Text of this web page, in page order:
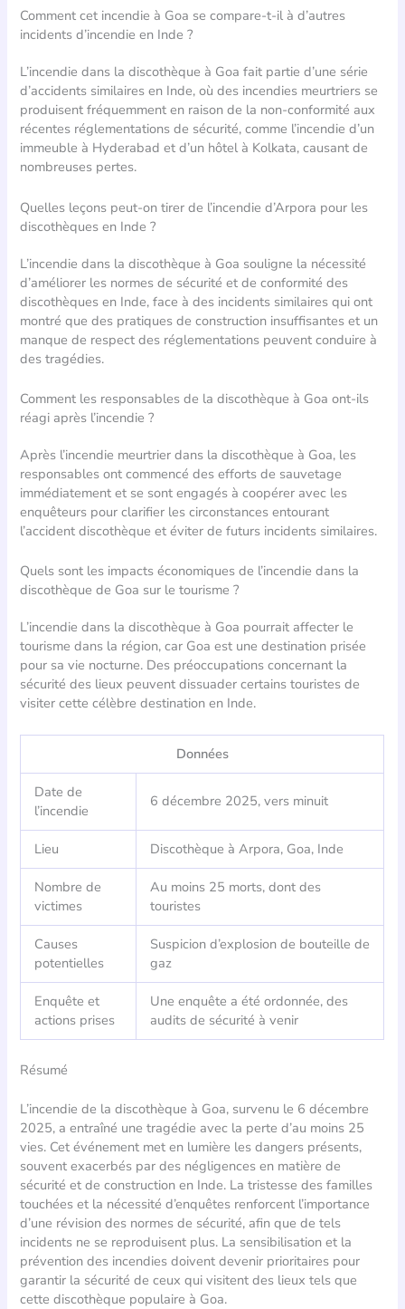
Comment cet incendie à Goa se compare-t-il à d’autres
incidents d’incendie en Inde ?
L’incendie dans la discothèque à Goa fait partie d’une série
d’accidents similaires en Inde, où des incendies meurtriers se
produisent fréquemment en raison de la non-conformité aux
récentes réglementations de sécurité, comme l’incendie d’un
immeuble à Hyderabad et d’un hôtel à Kolkata, causant de
nombreuses pertes.
Quelles leçons peut-on tirer de l’incendie d’Arpora pour les
discothèques en Inde ?
L’incendie dans la discothèque à Goa souligne la nécessité
d’améliorer les normes de sécurité et de conformité des
discothèques en Inde, face à des incidents similaires qui ont
montré que des pratiques de construction insuffisantes et un
manque de respect des réglementations peuvent conduire à
des tragédies.
Comment les responsables de la discothèque à Goa ont-ils
réagi après l’incendie ?
Après l’incendie meurtrier dans la discothèque à Goa, les
responsables ont commencé des efforts de sauvetage
immédiatement et se sont engagés à coopérer avec les
enquêteurs pour clarifier les circonstances entourant
l’accident discothèque et éviter de futurs incidents similaires.
Quels sont les impacts économiques de l’incendie dans la
discothèque de Goa sur le tourisme ?
L’incendie dans la discothèque à Goa pourrait affecter le
tourisme dans la région, car Goa est une destination prisée
pour sa vie nocturne. Des préoccupations concernant la
sécurité des lieux peuvent dissuader certains touristes de
visiter cette célèbre destination en Inde.
Données
Date de
l’incendie
6 décembre 2025, vers minuit
Lieu Discothèque à Arpora, Goa, Inde
Nombre de
victimes
Au moins 25 morts, dont des
touristes
Causes
potentielles
Suspicion d’explosion de bouteille de
gaz
Enquête et
actions prises
Une enquête a été ordonnée, des
audits de sécurité à venir
Résumé
L’incendie de la discothèque à Goa, survenu le 6 décembre
2025, a entraîné une tragédie avec la perte d’au moins 25
vies. Cet événement met en lumière les dangers présents,
souvent exacerbés par des négligences en matière de
sécurité et de construction en Inde. La tristesse des familles
touchées et la nécessité d’enquêtes renforcent l’importance
d’une révision des normes de sécurité, afin que de tels
incidents ne se reproduisent plus. La sensibilisation et la
prévention des incendies doivent devenir prioritaires pour
garantir la sécurité de ceux qui visitent des lieux tels que
cette discothèque populaire à Goa.